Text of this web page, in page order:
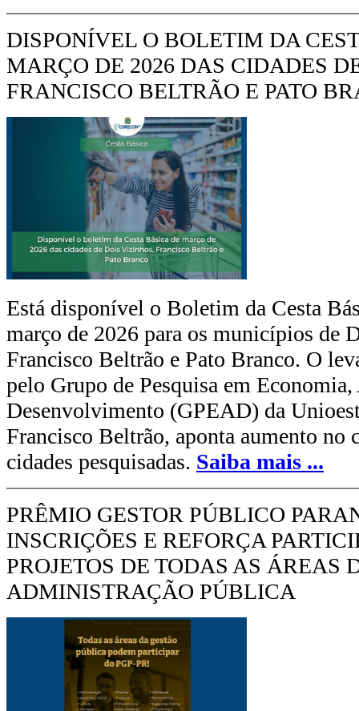
DISPONÍVEL O BOLETIM DA
MARÇO DE 2026 DAS CIDADES
FRANCISCO BELTRÃO E PATO
Está disponível o Boletim da Cesta
março de 2026 para os municípios de
Francisco Beltrão e Pato Branco. O
pelo Grupo de Pesquisa em
Desenvolvimento (GPEAD) da
Francisco Beltrão, aponta aumento no
cidades pesquisadas. Saiba mais ...
PRÊMIO GESTOR PÚBLICO
INSCRIÇÕES E REFORÇA
PROJETOS DE TODAS AS ÁREAS
ADMINISTRAÇÃO PÚBLICA